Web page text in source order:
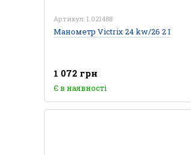
Артикул: 1.021488
Манометр Victrix 24 kw/26 2 І
1 072 грн
Є в наявності